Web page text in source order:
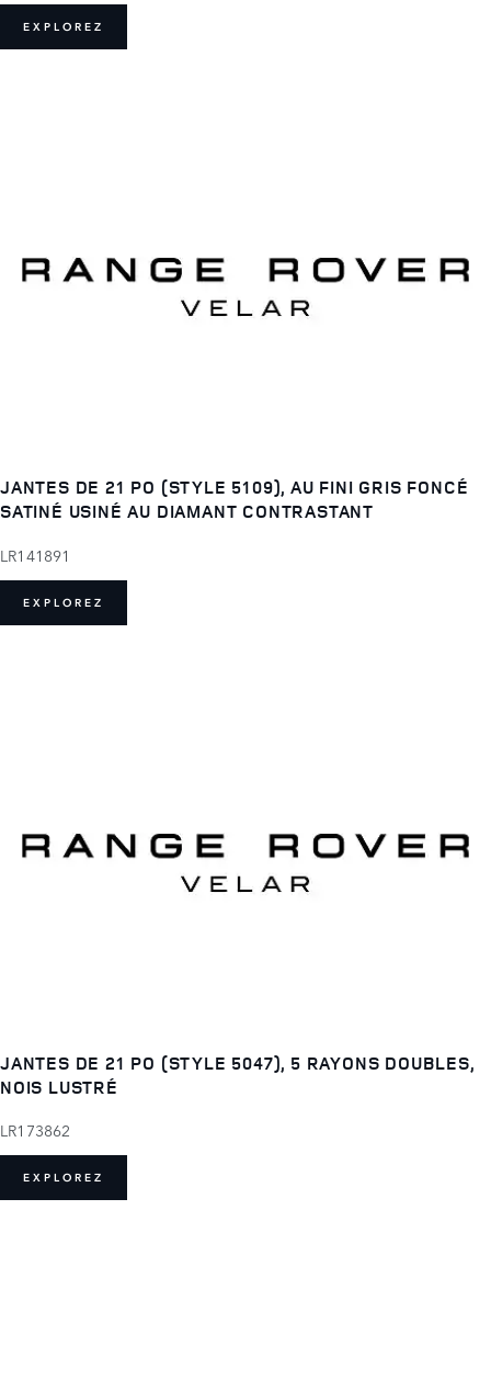
EXPLOREZ
JANTES DE 21 PO (STYLE 5109), AU FINI GRIS FONCÉ
SATINÉ USINÉ AU DIAMANT CONTRASTANT
LR141891
EXPLOREZ
JANTES DE 21 PO (STYLE 5047), 5 RAYONS DOUBLES,
NOIS LUSTRÉ
LR173862
EXPLOREZ